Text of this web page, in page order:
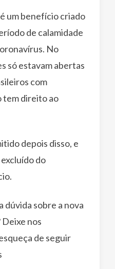
um benefício criado
de calamidade
No
só estavam abertas
com
tem direito ao
depois disso, e
do
dúvida sobre a nova
nos
de seguir